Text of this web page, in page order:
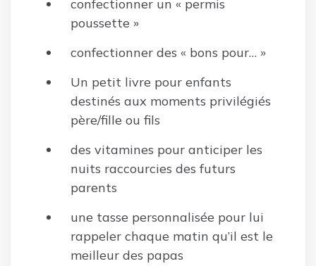
confectionner un « permis
poussette »
confectionner des « bons pour… »
Un petit livre pour enfants
destinés aux moments privilégiés
père/fille ou fils
des vitamines pour anticiper les
nuits raccourcies des futurs
parents
une tasse personnalisée pour lui
rappeler chaque matin qu’il est le
meilleur des papas